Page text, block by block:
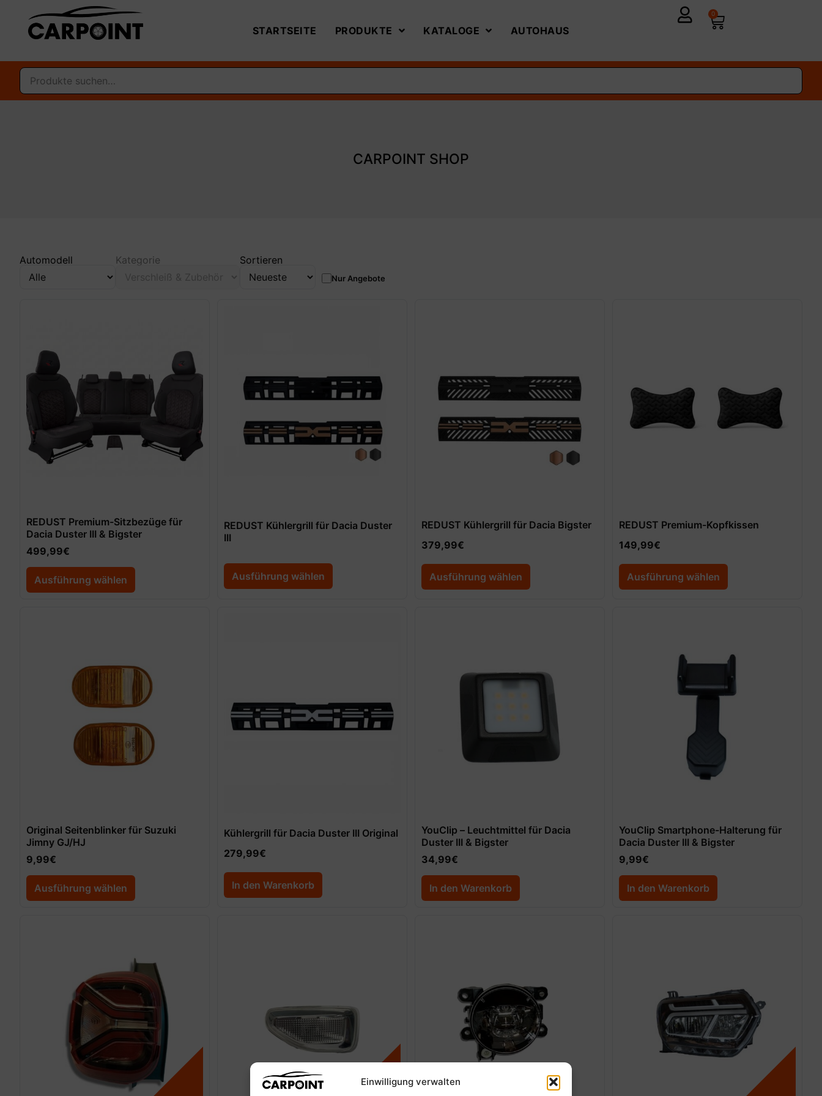
Einwilligung verwalten
STARTSEITE PRODUKTE KATALOGE AUTOHAUS
0
CARPOINT SHOP
Automodell Kategorie Sortieren
Nur Angebote
REDUST Premium-Sitzbezüge für
Dacia Duster III & Bigster
499,99€
Ausführung wählen
REDUST Kühlergrill für Dacia Duster
III
Ausführung wählen
REDUST Kühlergrill für Dacia Bigster
379,99€
Ausführung wählen
REDUST Premium-Kopfkissen
149,99€
Ausführung wählen
Original Seitenblinker für Suzuki
Jimny GJ/HJ
9,99€
Ausführung wählen
Kühlergrill für Dacia Duster III Original
279,99€
In den Warenkorb
YouClip – Leuchtmittel für Dacia
Duster III & Bigster
34,99€
In den Warenkorb
YouClip Smartphone-Halterung für
Dacia Duster III & Bigster
9,99€
In den Warenkorb